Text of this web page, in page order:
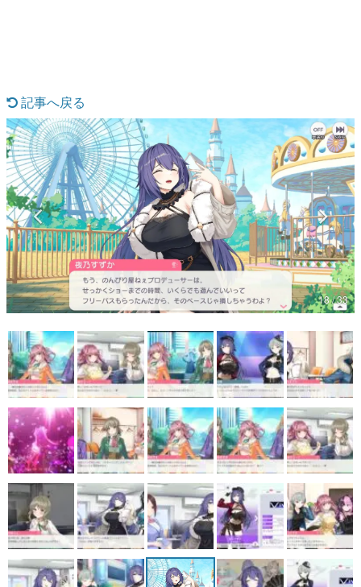
具体的な形から解き明かしていく、硬派で骨太な評論連載
です。
ゲームが変えた日本語
「経験値」「裏技」「ラスボス」… ゲームにまつわる言葉
の起源や用法の変遷を、コンピューター文化史研究家・タ
イニーP氏が徹底調査。
カテゴリ
特集記事
マンガ
女性向け
アプリレビュー
その他
電ファミニコゲーマーとは？
運営：株式会社マレ
記事へ戻る
18 / 33